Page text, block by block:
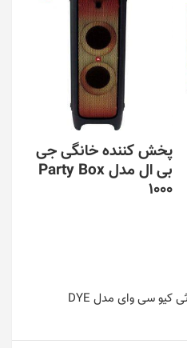
پخش کننده خانگی جی
بی ال مدل Party Box
1000
هدست مخصوص بازی بلوتوثی کیو سی وای مدل DYE